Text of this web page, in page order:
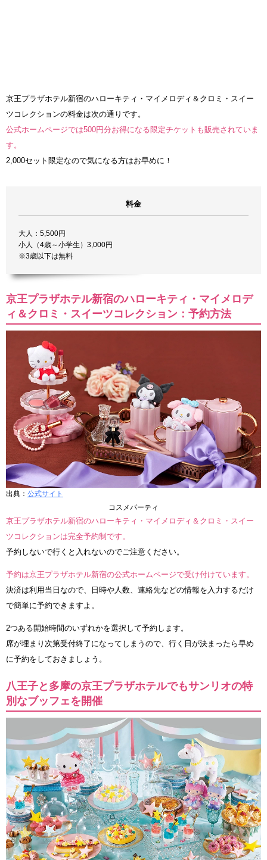
京王プラザホテル新宿のハローキティ・マイメロディ＆クロミ・スイー
ツコレクションの料金は次の通りです。
公式ホームページでは500円分お得になる限定チケットも販売されていま
す。
2,000セット限定なので気になる方はお早めに！
料金
大人：5,500円
小人（4歳～小学生）3,000円
※3歳以下は無料
京王プラザホテル新宿のハローキティ・マイメロデ
ィ＆クロミ・スイーツコレクション：予約方法
出典： 公式サイト
コスメパーティ
京王プラザホテル新宿のハローキティ・マイメロディ＆クロミ・スイー
ツコレクションは完全予約制です。
予約しないで行くと入れないのでご注意ください。
予約は京王プラザホテル新宿の公式ホームページで受け付けています。
決済は利用当日なので、日時や人数、連絡先などの情報を入力するだけ
で簡単に予約できますよ。
2つある開始時間のいずれかを選択して予約します。
席が埋まり次第受付終了になってしまうので、行く日が決まったら早め
に予約をしておきましょう。
八王子と多摩の京王プラザホテルでもサンリオの特
別なブッフェを開催